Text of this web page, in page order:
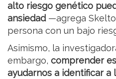
alto riesgo genético
ansiedad—agrega
persona con un bajo
Asimismo, la
embargo, comprender
ayudarnos a identificar a